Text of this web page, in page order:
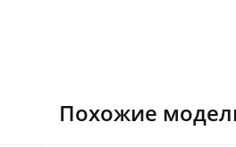
Похожие